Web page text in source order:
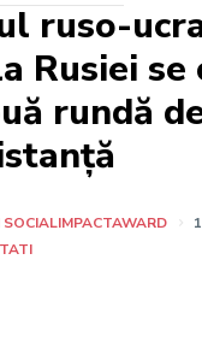
ruso-
Rusiei
rundă